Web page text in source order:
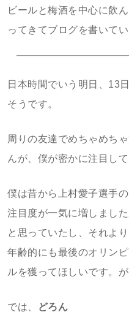
ビールと梅酒を中心に飲
ってきてブログを書いて
日本時間でいう明日、13
そうです。
周りの友達でめちゃめち
んが、僕が密かに注目し
僕は昔から上村愛子選手
注目度が一気に増しまし
と思っていたし、それよ
年齢的にも最後のオリン
ルを獲ってほしいです。が
では、 どろん